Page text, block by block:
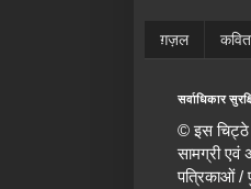
ग़ज़ल
सर्वाधिकार
© इस चिट्ठे
सामग्री एवं
पत्रिकाओं /